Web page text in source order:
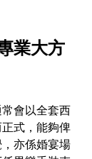
業大方
會以全套西
式，能夠俾
亦係婚宴場